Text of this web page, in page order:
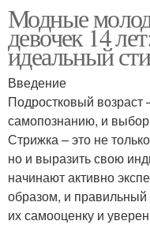
Модные
девочек 14
идеальный
Введение
Подростковый возраст
самопознанию, и
Стрижка – это не
но и выразить свою
начинают активно
образом, и
их самооценку и